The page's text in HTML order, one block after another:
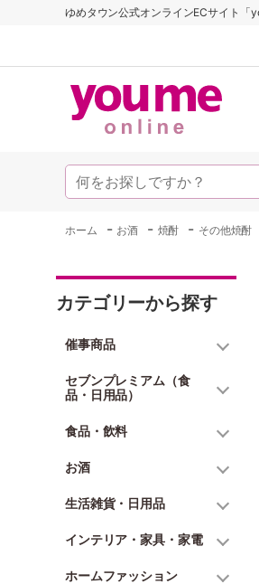
ゆめタウン公式オンラインECサイト「
ホーム - お酒 - 焼酎 - その他焼酎
カテゴリーから探す
催事商品
セブンプレミアム（食
品・日用品）
食品・飲料
お酒
生活雑貨・日用品
インテリア・家具・家電
ホームファッション